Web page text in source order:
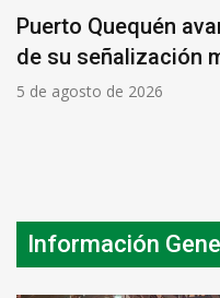
Puerto Quequén
de su señalización
5 de agosto de 2026
Información